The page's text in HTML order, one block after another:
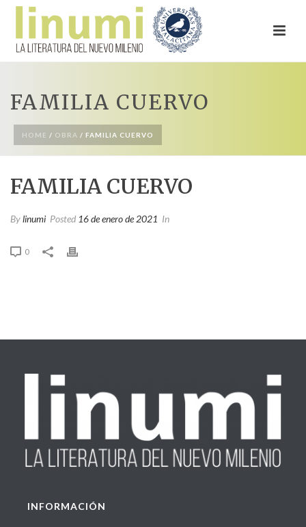
FAMILIA CUERVO
HOME / OBRA / FAMILIA CUERVO
FAMILIA CUERVO
Bylinumi Posted 16 de enero de 2021 In
0
INFORMACIÓN